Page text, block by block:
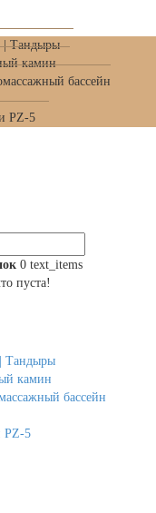
| Тандыры
камин
бассейн
PZ-5
0 text_items
пуста!
Тандыры
камин
бассейн
PZ-5